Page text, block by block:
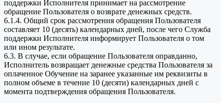
поддержки Исполнителя принимает на рассмотрение
обращение Пользователя о возврате денежных средств.
6.1.4. Общий срок рассмотрения обращения Пользователя
составляет 10 (десять) календарных дней, после чего Служба
поддержки Исполнителя информирует Пользователя о том
или ином результате.
6.3. В случае, если обращение Пользователя оправданно,
Исполнитель возвращает денежные средства Пользователя за
оплаченное Обучение на заранее указанные им реквизиты в
полном объеме в течение 10 (десяти) календарных дней с
момента подтверждения обращения Пользователя.